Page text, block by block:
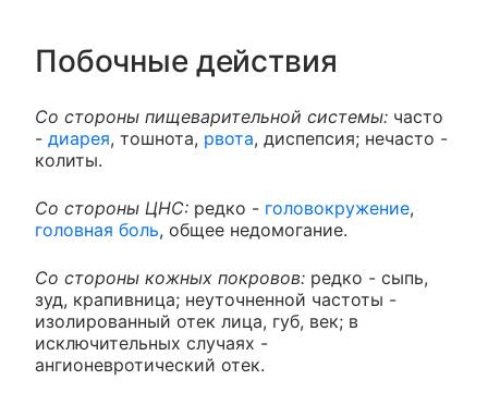
Побочные действия
Со стороны пищеварительной системы: часто
- диарея, тошнота, рвота, диспепсия; нечасто -
колиты.
Со стороны ЦНС: редко - головокружение,
головная боль, общее недомогание.
Со стороны кожных покровов: редко - сыпь,
зуд, крапивница; неуточненной частоты -
изолированный отек лица, губ, век; в
исключительных случаях -
ангионевротический отек.